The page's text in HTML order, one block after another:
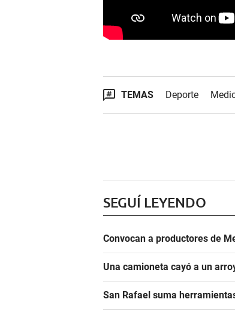
TEMAS Deporte
SEGUÍ LEYENDO
Convocan a productores de
Una camioneta cayó a un
San Rafael suma